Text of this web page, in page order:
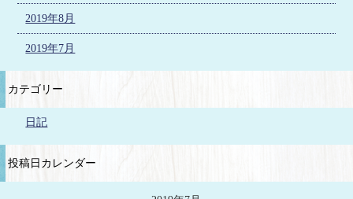
2019年8月
2019年7月
カテゴリー
日記
投稿日カレンダー